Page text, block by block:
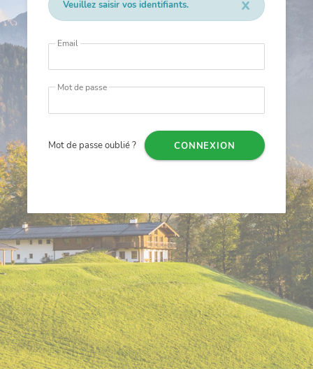
Veuillez saisir vos identifiants.
Email
Mot de passe
Mot de passe oublié ? CONNEXION